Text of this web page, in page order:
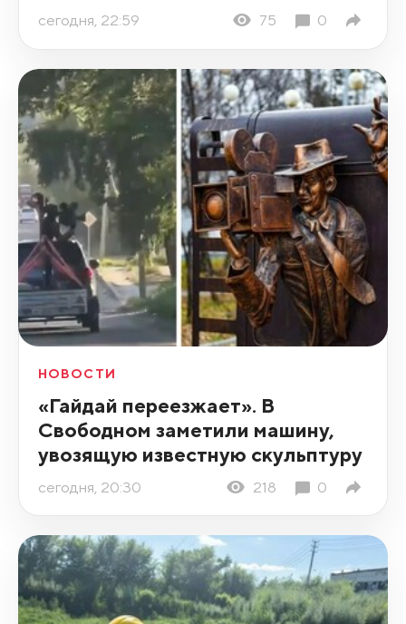
сегодня, 22:59 75 0
НОВОСТИ
«Гайдай переезжает». В
Свободном заметили машину,
увозящую известную скульптуру
сегодня, 20:30 218 0